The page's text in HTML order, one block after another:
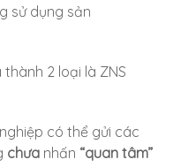
sử dụng sản
2 loại là ZNS
có thể gửi các
chưa nhấn “quan tâm”